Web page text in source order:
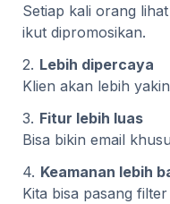
Setiap kali orang
ikut dipromosikan.
Lebih dipercaya
Klien akan lebih
Fitur lebih luas
Bisa bikin email
Keamanan lebih
Kita bisa pasang